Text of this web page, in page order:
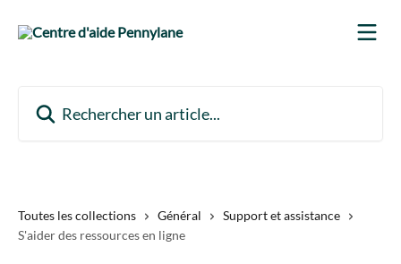
Toutes les collections Général
Support et assistance
S'aider des ressources en ligne